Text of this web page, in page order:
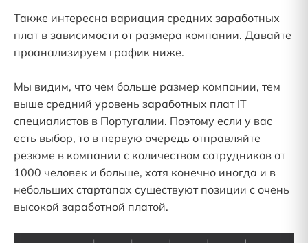
Также интересна вариация средних заработных
плат в зависимости от размера компании. Давайте
проанализируем график ниже.
Мы видим, что чем больше размер компании, тем
выше средний уровень заработных плат IT
специалистов в Португалии. Поэтому если у вас
есть выбор, то в первую очередь отправляйте
резюме в компании с количеством сотрудников от
1000 человек и больше, хотя конечно иногда и в
небольших стартапах существуют позиции с очень
высокой заработной платой.